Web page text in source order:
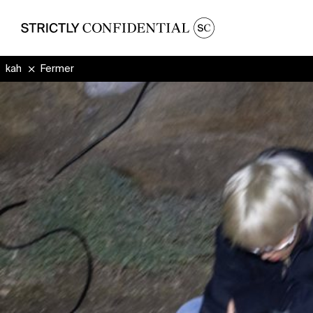
kahnji Fermer